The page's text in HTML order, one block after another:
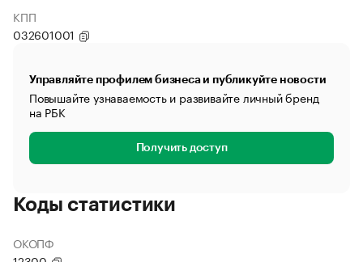
КПП
032601001
Управляйте профилем бизнеса и публикуйте новости
Повышайте узнаваемость и развивайте личный бренд
на РБК
Получить доступ
Коды статистики
ОКОПФ